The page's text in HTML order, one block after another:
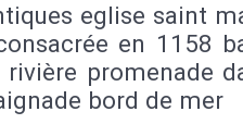
eglise saint
en 1158
rivière promenade
bord de mer